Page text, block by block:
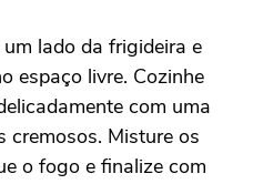
lado da frigideira e
espaço livre. Cozinhe
com uma
cremosos. Misture os
o fogo e finalize com